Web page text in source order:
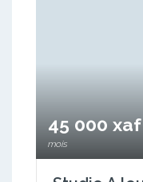
45 000 xaf
mois